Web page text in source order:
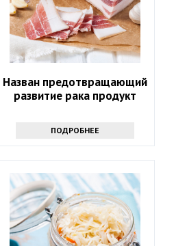
Назван предотвращающий
развитие рака продукт
ПОДРОБНЕЕ